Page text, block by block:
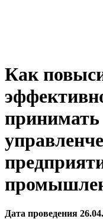
Как
Дата проведения